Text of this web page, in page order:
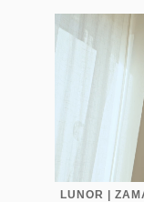
LUNOR |